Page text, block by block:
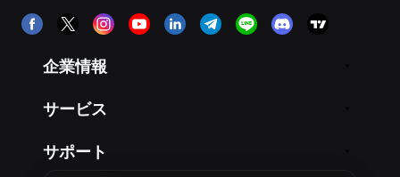
企業情報
サービス
サポート